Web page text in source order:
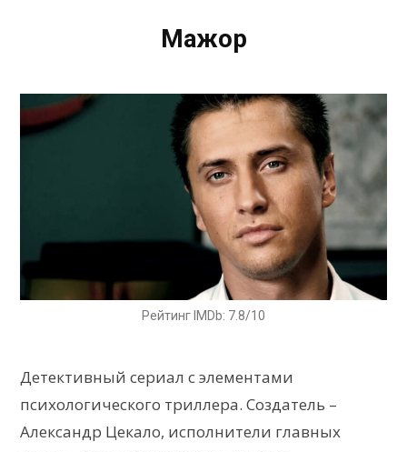
Мажор
Рейтинг IMDb: 7.8/10
Детективный сериал с элементами
психологического триллера. Создатель –
Александр Цекало, исполнители главных